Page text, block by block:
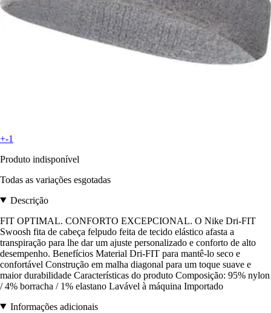
+-1
Produto indisponível
Todas as variações esgotadas
Descrição
FIT OPTIMAL. CONFORTO EXCEPCIONAL. O Nike Dri-FIT
Swoosh fita de cabeça felpudo feita de tecido elástico afasta a
transpiração para lhe dar um ajuste personalizado e conforto de alto
desempenho. Benefícios Material Dri-FIT para mantê-lo seco e
confortável Construção em malha diagonal para um toque suave e
maior durabilidade Características do produto Composição: 95% nylon
/ 4% borracha / 1% elastano Lavável à máquina Importado
Informações adicionais